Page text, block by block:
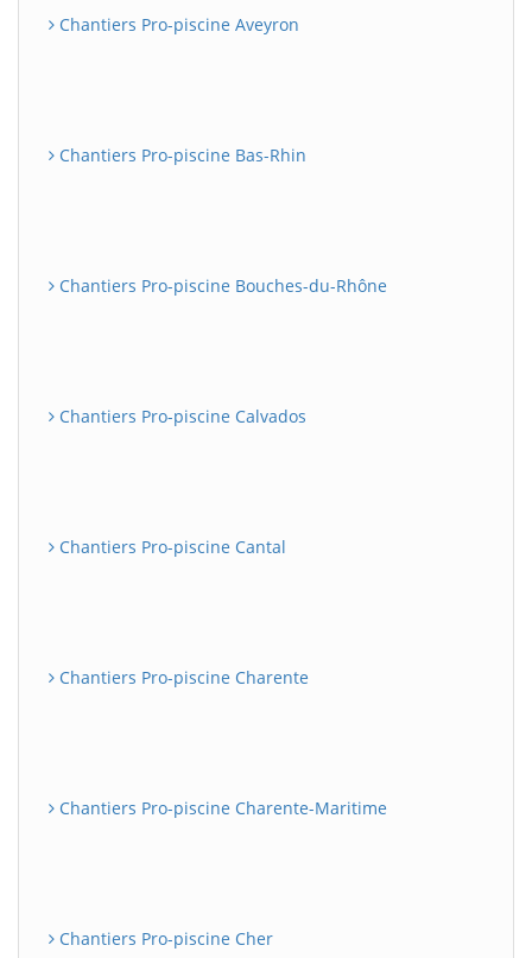
Chantiers Pro-piscine Aveyron
Chantiers Pro-piscine Bas-Rhin
Chantiers Pro-piscine Bouches-du-Rhône
Chantiers Pro-piscine Calvados
Chantiers Pro-piscine Cantal
Chantiers Pro-piscine Charente
Chantiers Pro-piscine Charente-Maritime
Chantiers Pro-piscine Cher